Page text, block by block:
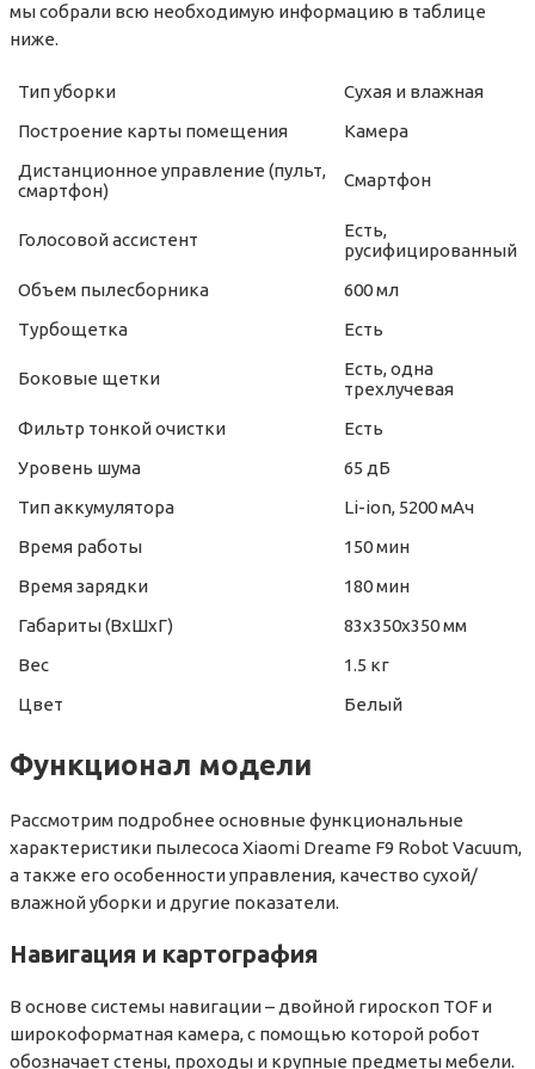
мы собрали всю необходимую информацию в таблице
ниже.
Тип уборки
Сухая и влажная
Построение карты помещения
Камера
Дистанционное управление (пульт,
смартфон)
Смартфон
Голосовой ассистент
Есть,
русифицированный
Объем пылесборника
600 мл
Турбощетка
Есть
Боковые щетки
Есть, одна
трехлучевая
Фильтр тонкой очистки
Есть
Уровень шума
65 дБ
Тип аккумулятора
Li-ion, 5200 мАч
Время работы
150 мин
Время зарядки
180 мин
Габариты (ВхШхГ)
83х350х350 мм
Вес
1.5 кг
Цвет
Белый
Функционал модели
Рассмотрим подробнее основные функциональные
характеристики пылесоса Xiaomi Dreame F9 Robot Vacuum,
а также его особенности управления, качество сухой/
влажной уборки и другие показатели.
Навигация и картография
В основе системы навигации – двойной гироскоп TOF и
широкоформатная камера, с помощью которой робот
обозначает стены, проходы и крупные предметы мебели.